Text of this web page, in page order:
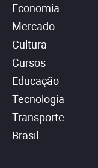
Economia
Mercado
Cultura
Cursos
Educação
Tecnologia
Transporte
Brasil